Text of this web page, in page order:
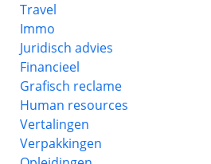
Travel
Immo
Juridisch advies
Financieel
Grafisch reclame
Human resources
Vertalingen
Verpakkingen